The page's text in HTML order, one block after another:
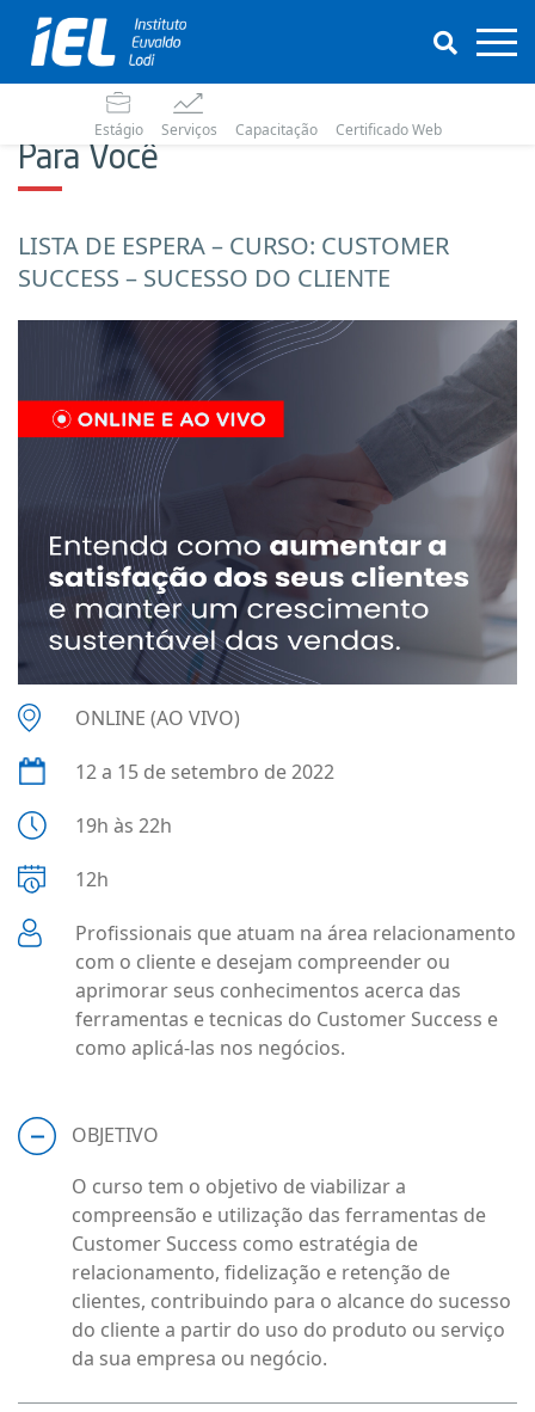
Estágio Serviços Capacitação Certificado Web
Para Você
LISTA DE ESPERA – CURSO: CUSTOMER
SUCCESS – SUCESSO DO CLIENTE
ONLINE (AO VIVO)
12 a 15 de setembro de 2022
19h às 22h
12h
Profissionais que atuam na área relacionamento
com o cliente e desejam compreender ou
aprimorar seus conhecimentos acerca das
ferramentas e tecnicas do Customer Success e
como aplicá-las nos negócios.
OBJETIVO
O curso tem o objetivo de viabilizar a
compreensão e utilização das ferramentas de
Customer Success como estratégia de
relacionamento, fidelização e retenção de
clientes, contribuindo para o alcance do sucesso
do cliente a partir do uso do produto ou serviço
da sua empresa ou negócio.